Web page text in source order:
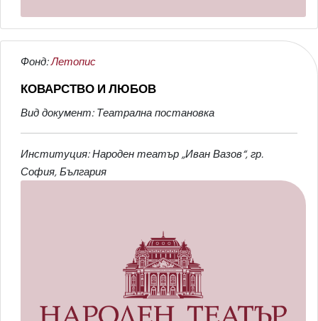
Фонд:Летопис
КОВАРСТВО И ЛЮБОВ
Вид документ: Театрална постановка
Институция: Народен театър „Иван Вазов“, гр.
София, България